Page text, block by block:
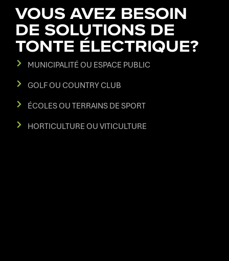
VOUS AVEZ BESOIN
DE SOLUTIONS DE
TONTE ÉLECTRIQUE?
MUNICIPALITÉ OU ESPACE PUBLIC
GOLF OU COUNTRY CLUB
ÉCOLES OU TERRAINS DE SPORT
HORTICULTURE OU VITICULTURE